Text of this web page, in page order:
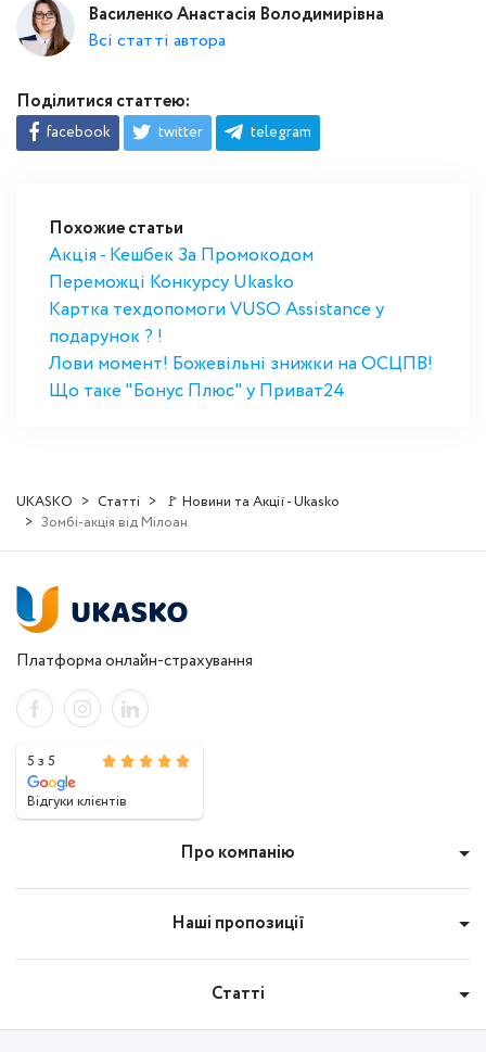
Похожие статьи
Акція - Кешбек За Промокодом
Переможці Конкурсу Ukasko
Картка техдопомоги VUSO Assistance у
подарунок ? !
Лови момент! Божевільні знижки на ОСЦПВ!
Що таке "Бонус Плюс" у Приват24
Василенко Анастасія Володимирівна
Всі статті автора
Поділитися статтею:
facebook twitter telegram
UKASKO Статті
🚩 Новини та Акції - Ukasko
Зомбі-акція від Мілоан
Платформа онлайн-страхування
5 з 5
Відгуки клієнтів
Про компанію
Наші пропозиції
Статті